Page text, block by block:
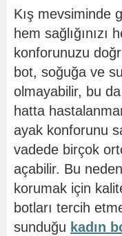
Kış mevsiminde
hem
konforunuzu
bot, soğuğa ve
olmayabilir, bu
hatta
ayak konforunu
vadede birçok
açabilir. Bu
korumak için
botları tercih
sunduğu kadın